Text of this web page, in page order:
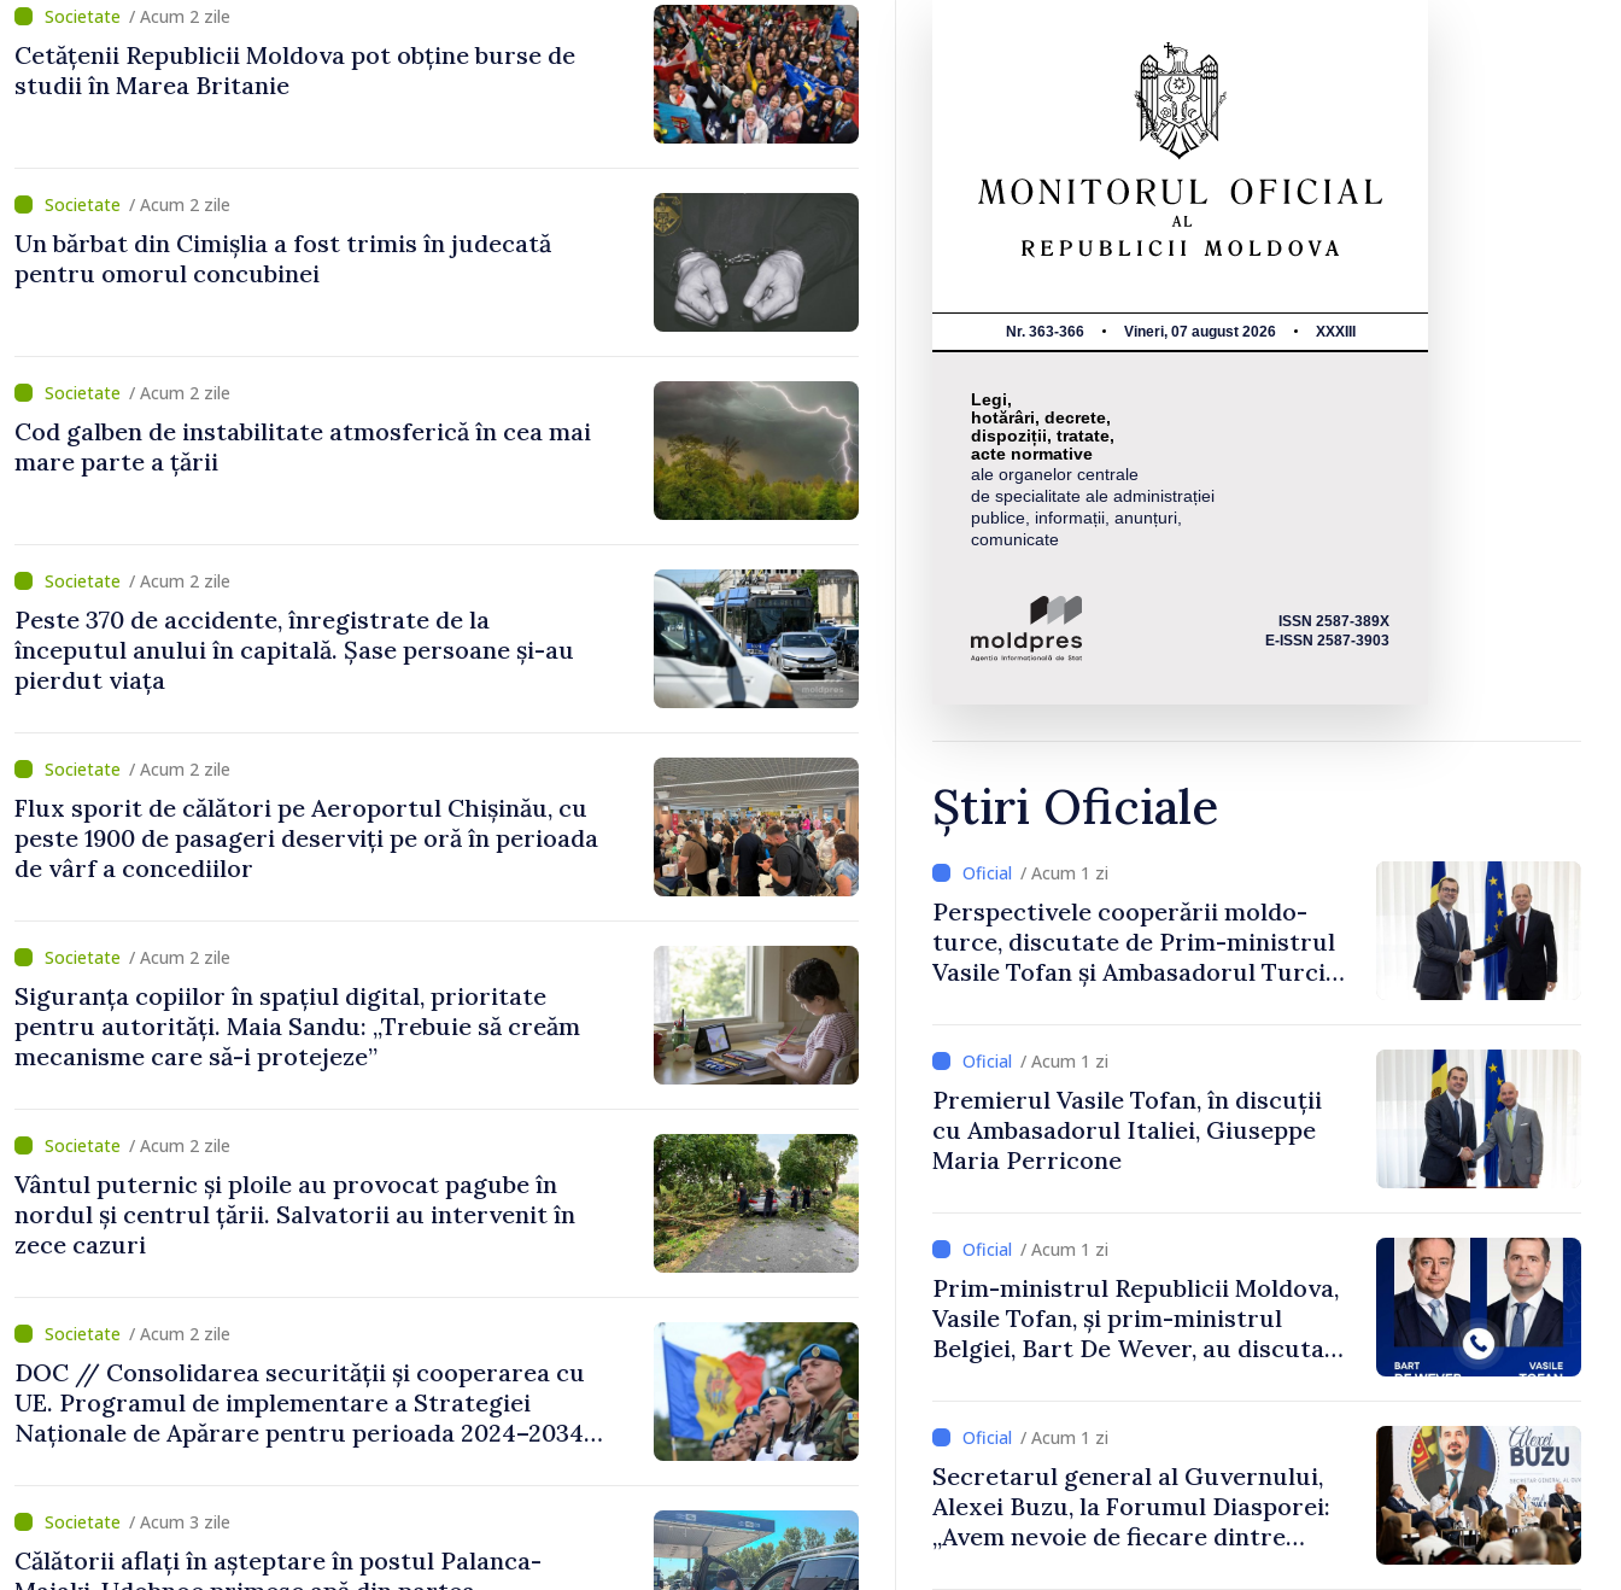
/ Acum 2 zile
Cetățenii Republicii Moldova pot obține burse de
studii în Marea Britanie
/ Acum 2 zile
Un bărbat din Cimișlia a fost trimis în judecată
pentru omorul concubinei
/ Acum 2 zile
Cod galben de instabilitate atmosferică în cea mai
mare parte a țării
/ Acum 2 zile
Peste 370 de accidente, înregistrate de la
începutul anului în capitală. Șase persoane și-au
pierdut viața
/ Acum 2 zile
Flux sporit de călători pe Aeroportul Chișinău, cu
peste 1900 de pasageri deserviți pe oră în perioada
de vârf a concediilor
/ Acum 2 zile
Siguranța copiilor în spațiul digital, prioritate
pentru autorități. Maia Sandu: „Trebuie să creăm
mecanisme care să-i protejeze”
/ Acum 2 zile
Vântul puternic și ploile au provocat pagube în
nordul și centrul țării. Salvatorii au intervenit în
zece cazuri
/ Acum 2 zile
DOC // Consolidarea securității și cooperarea cu
UE. Programul de implementare a Strategiei
Naționale de Apărare pentru perioada 2024–2034,
/ Acum 3 zile
Călătorii aflați în așteptare în postul Palanca-
Nr. 363-366 Vineri, 07 august 2026 XXXIII
Legi,
hotărâri, decrete,
dispoziții, tratate,
acte normative
ale organelor centrale
de specialitate ale administrației
publice, informații, anunțuri,
comunicate
ISSN 2587-389X
E-ISSN 2587-3903
Știri Oficiale
/ Acum 1 zi
Perspectivele cooperării moldo-
turce, discutate de Prim-ministrul
Vasile Tofan și Ambasadorul Turciei,
/ Acum 1 zi
Premierul Vasile Tofan, în discuții
cu Ambasadorul Italiei, Giuseppe
Maria Perricone
/ Acum 1 zi
Prim-ministrul Republicii Moldova,
Vasile Tofan, și prim-ministrul
Belgiei, Bart De Wever, au discutat
/ Acum 1 zi
Secretarul general al Guvernului,
Alexei Buzu, la Forumul Diasporei:
„Avem nevoie de fiecare dintre